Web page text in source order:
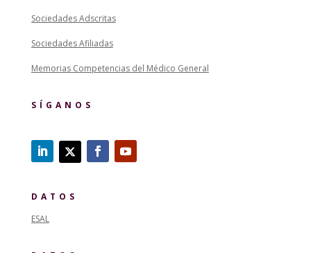
Sociedades Adscritas
Sociedades Afiliadas
Memorias Competencias del Médico General
SÍGANOS
DATOS
ESAL